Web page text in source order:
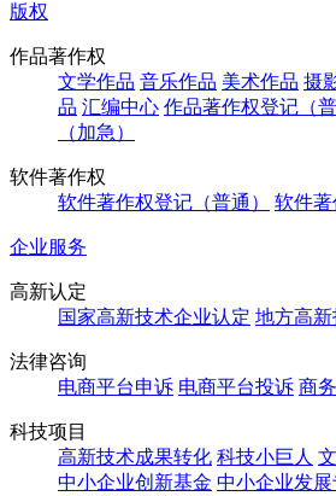
版权
作品著作权
文学作品 音乐作品 美术作品 摄
品 汇编中心 作品著作权登记（普
（加急）
软件著作权
软件著作权登记（普通）
软件著
企业服务
高新认定
国家高新技术企业认定 地方高
法律咨询
电商平台申诉 电商平台投诉 商
科技项目
高新技术成果转化 科技小巨人
中小企业创新基金 中小企业发展